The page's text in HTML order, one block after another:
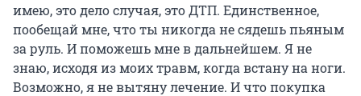
имею, это дело случая, это ДТП. Единственное,
пообещай мне, что ты никогда не сядешь пьяным
за руль. И поможешь мне в дальнейшем. Я не
знаю, исходя из моих травм, когда встану на ноги.
Возможно, я не вытяну лечение. И что покупка